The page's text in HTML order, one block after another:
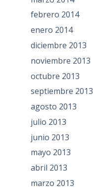
febrero 2014
enero 2014
diciembre 2013
noviembre 2013
octubre 2013
septiembre 2013
agosto 2013
julio 2013
junio 2013
mayo 2013
abril 2013
marzo 2013